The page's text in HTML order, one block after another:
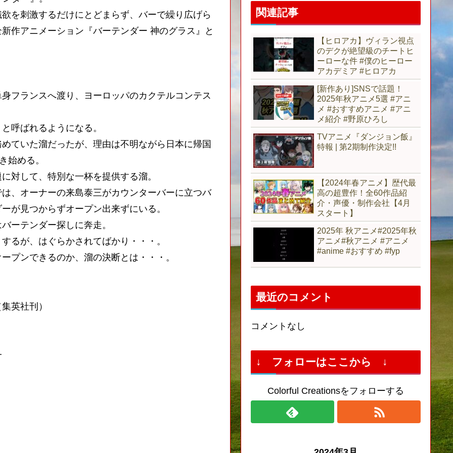
を刺激するだけにとどまらず、バーで繰り広げら
作アニメーション『バーテンダー 神のグラス』と
フランスへ渡り、ヨーロッパのカクテルコンテス
呼ばれるようになる。
ていた溜だったが、理由は不明ながら日本に帰国
始める。
対して、特別な一杯を提供する溜。
、オーナーの来島泰三がカウンターバーに立つバ
が見つからずオープン出来ずにいる。
ーテンダー探しに奔走。
るが、はぐらかされてばかり・・・。
プンできるのか、溜の決断とは・・・。
英社刊）
関連記事
【ヒロアカ】ヴィラン視点
のデクが絶望級のチートヒ
ーローな件 #僕のヒーロー
アカデミア #ヒロアカ
[新作あり]SNSで話題！
2025年秋アニメ5選 #アニ
メ #おすすめアニメ #アニ
メ紹介 #野原ひろし
TVアニメ『ダンジョン飯』
特報 | 第2期制作決定!!
【2024年春アニメ】歴代最
高の超豊作！全60作品紹
介・声優・制作会社【4月
スタート】
2025年 秋アニメ#2025年秋
アニメ#秋アニメ #アニメ
#anime #おすすめ #fyp
最近のコメント
コメントなし
↓ フォローはここから ↓
Colorful Creationsをフォローする